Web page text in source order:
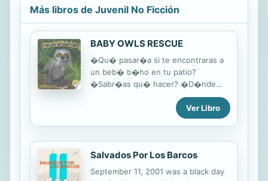
Más libros de Juvenil No Ficción
BABY OWLS RESCUE
�Qu� pasar�a si te encontraras a
un beb� b�ho en tu patio?
�Sabr�as qu� hacer? �D�nde
ir�as a pedir ayuda? �nete junto
con Madie y Max mientras aprenden
una valiosa lecci�n sobre un
rescate del beb� b�ho. El par de
hermanos s�lo quer�an jugar
beisbol. �Nunca esperaron
Ver Libro
Salvados Por Los Barcos
September 11, 2001 was a black day